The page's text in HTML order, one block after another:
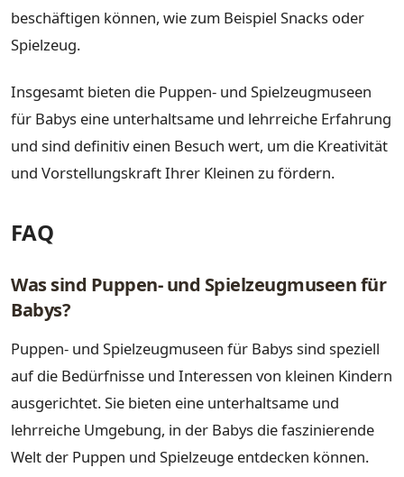
beschäftigen können, wie zum Beispiel Snacks oder
Spielzeug.
Insgesamt bieten die Puppen- und Spielzeugmuseen
für Babys eine unterhaltsame und lehrreiche Erfahrung
und sind definitiv einen Besuch wert, um die Kreativität
und Vorstellungskraft Ihrer Kleinen zu fördern.
FAQ
Was sind Puppen- und Spielzeugmuseen für
Babys?
Puppen- und Spielzeugmuseen für Babys sind speziell
auf die Bedürfnisse und Interessen von kleinen Kindern
ausgerichtet. Sie bieten eine unterhaltsame und
lehrreiche Umgebung, in der Babys die faszinierende
Welt der Puppen und Spielzeuge entdecken können.